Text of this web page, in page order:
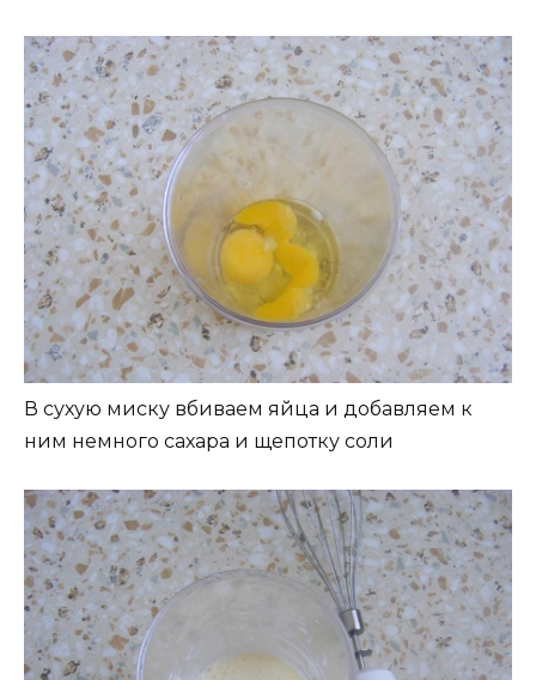
В сухую миску вбиваем яйца и добавляем к
ним немного сахара и щепотку соли